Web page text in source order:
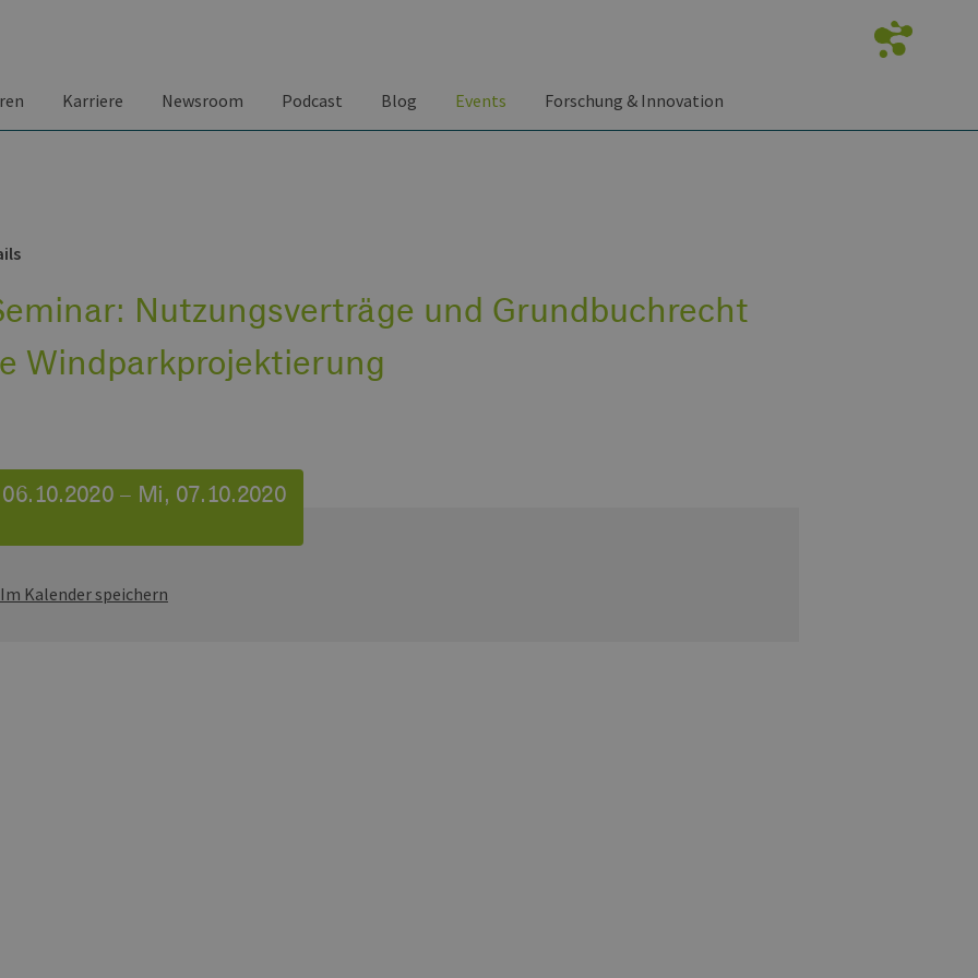
Karriere Newsroom Podcast Blog Events Forschung & Innovation
Nutzungsverträge und Grundbuchrecht
Windparkprojektierung
– Mi, 07.10.2020
Im Kalender speichern